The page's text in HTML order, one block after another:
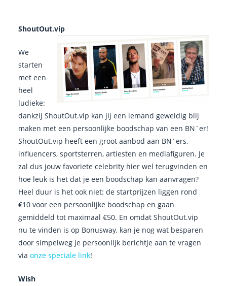
ShoutOut.vip
We
starten
met een
heel
ludieke:
dankzij ShoutOut.vip kan jij een iemand geweldig blij
maken met een persoonlijke boodschap van een BN´er!
ShoutOut.vip heeft een groot aanbod aan BN´ers,
influencers, sportsterren, artiesten en mediafiguren. Je
zal dus jouw favoriete celebrity hier wel terugvinden en
hoe leuk is het dat je een boodschap kan aanvragen?
Heel duur is het ook niet: de startprijzen liggen rond
€10 voor een persoonlijke boodschap en gaan
gemiddeld tot maximaal €50. En omdat ShoutOut.vip
nu te vinden is op Bonusway, kan je nog wat besparen
door simpelweg je persoonlijk berichtje aan te vragen
via onze speciale link!
Wish